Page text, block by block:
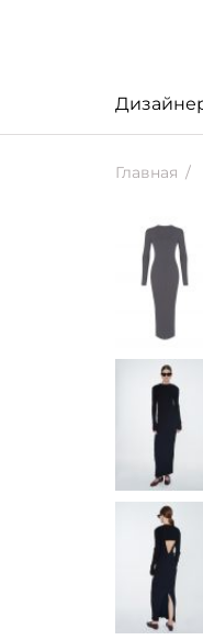
Главная